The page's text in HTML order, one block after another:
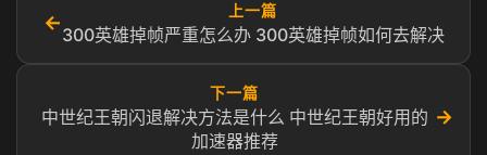
←
上一篇
300英雄掉帧严重怎么办 300英雄掉帧如何去解决
下一篇
中世纪王朝闪退解决方法是什么 中世纪王朝好用的
加速器推荐
→